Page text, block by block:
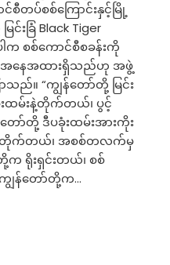
ာင်စီတပ်စစ်ကြောင်းနှင့်မြို့
ခြံ Black Tiger
က စစ်ကောင်စီစခန်းကို
အနေအထားရှိသည်ဟု အဖွဲ့
သည်။ “ကျွန်တော်တို့ မြင်း
းထမ်းနဲ့တိုက်တယ်၊ ပွင့်
ော်တို့ ဒီပခုံးထမ်းအားကိုး
တိုက်တယ်၊ အစစ်တလက်မှ
ရိုးရှင်းတယ်၊ စစ်
ျွန်တော်တို့က…